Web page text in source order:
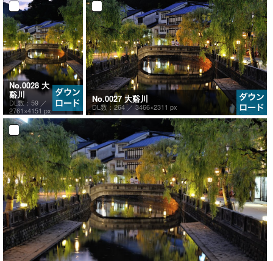
No.0028 大
谿川
DL数：59 ／
2761×4151 px
No.0027 大谿川
DL数：264 ／3466×2311 px